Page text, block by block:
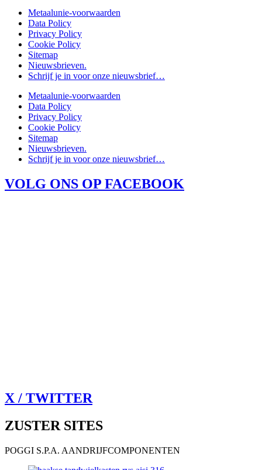
Metaalunie-voorwaarden
Data Policy
Privacy Policy
Cookie Policy
Sitemap
Nieuwsbrieven.
Schrijf je in voor onze nieuwsbrief…
Metaalunie-voorwaarden
Data Policy
Privacy Policy
Cookie Policy
Sitemap
Nieuwsbrieven.
Schrijf je in voor onze nieuwsbrief…
VOLG ONS OP FACEBOOK
X / TWITTER
ZUSTER SITES
POGGI S.P.A. AANDRIJFCOMPONENTEN